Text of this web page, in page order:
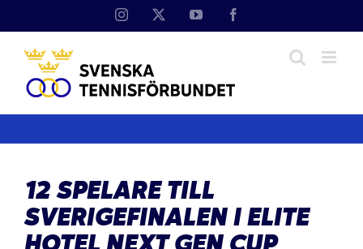
12 SPELARE TILL
SVERIGEFINALEN I ELITE